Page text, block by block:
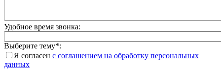
Удобное время звонка:
Выберите тему*:
Я согласен с соглашением на обработку персональных
данных